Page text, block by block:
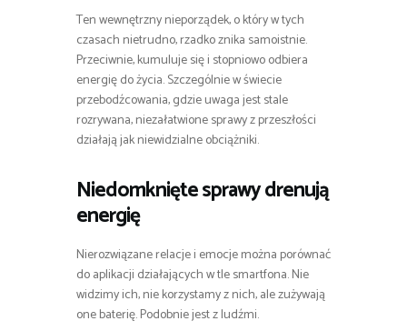
Ten wewnętrzny nieporządek, o który w tych
czasach nietrudno, rzadko znika samoistnie.
Przeciwnie, kumuluje się i stopniowo odbiera
energię do życia. Szczególnie w świecie
przebodźcowania, gdzie uwaga jest stale
rozrywana, niezałatwione sprawy z przeszłości
działają jak niewidzialne obciążniki.
Niedomknięte sprawy drenują
energię
Nierozwiązane relacje i emocje można porównać
do aplikacji działających w tle smartfona. Nie
widzimy ich, nie korzystamy z nich, ale zużywają
one baterię. Podobnie jest z ludźmi.